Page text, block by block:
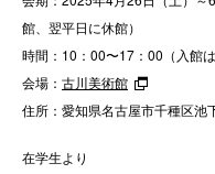
館、翌平日に休館）
時間：10：00〜17：00（入館
会場： 古川美術館
住所：愛知県名古屋市千種区池
在学生より